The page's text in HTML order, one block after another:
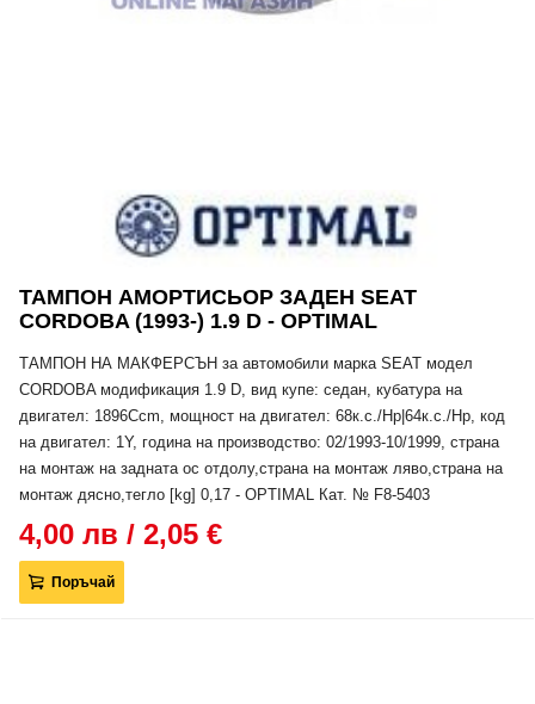
ТАМПОН АМОРТИСЬОР ЗАДЕН SEAT
CORDOBA (1993-) 1.9 D - OPTIMAL
ТАМПОН НА МАКФЕРСЪН за автомобили марка SEAT модел
CORDOBA модификация 1.9 D, вид купе: седан, кубатура на
двигател: 1896Ccm, мощност на двигател: 68к.с./Hp|64к.с./Hp, код
на двигател: 1Y, година на производство: 02/1993-10/1999, страна
на монтаж на задната ос отдолу,страна на монтаж ляво,страна на
монтаж дясно,тегло [kg] 0,17 - OPTIMAL Кат. № F8-5403
4,00 лв / 2,05 €
Поръчай